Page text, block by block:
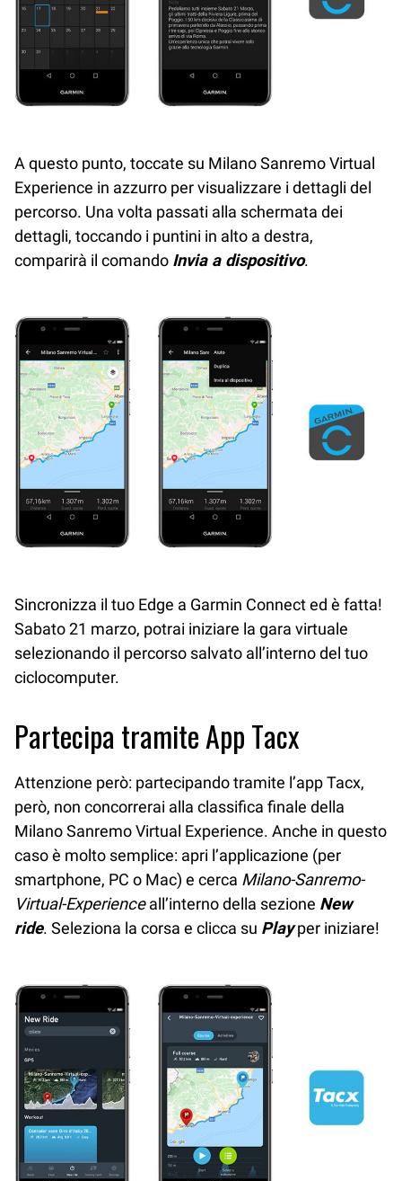
A questo punto, toccate su Milano Sanremo Virtual
Experience in azzurro per visualizzare i dettagli del
percorso. Una volta passati alla schermata dei
dettagli, toccando i puntini in alto a destra,
comparirà il comando Invia a dispositivo.
Sincronizza il tuo Edge a Garmin Connect ed è fatta!
Sabato 21 marzo, potrai iniziare la gara virtuale
selezionando il percorso salvato all’interno del tuo
ciclocomputer.
Partecipa tramite App Tacx
Attenzione però: partecipando tramite l’app Tacx,
però, non concorrerai alla classifica finale della
Milano Sanremo Virtual Experience. Anche in questo
caso è molto semplice: apri l’applicazione (per
smartphone, PC o Mac) e cerca Milano-Sanremo-
Virtual-Experienceall’interno della sezione New
ride. Seleziona la corsa e clicca su Playper iniziare!